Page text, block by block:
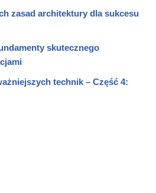
zasad architektury dla sukcesu
skutecznego
technik – Część 4: